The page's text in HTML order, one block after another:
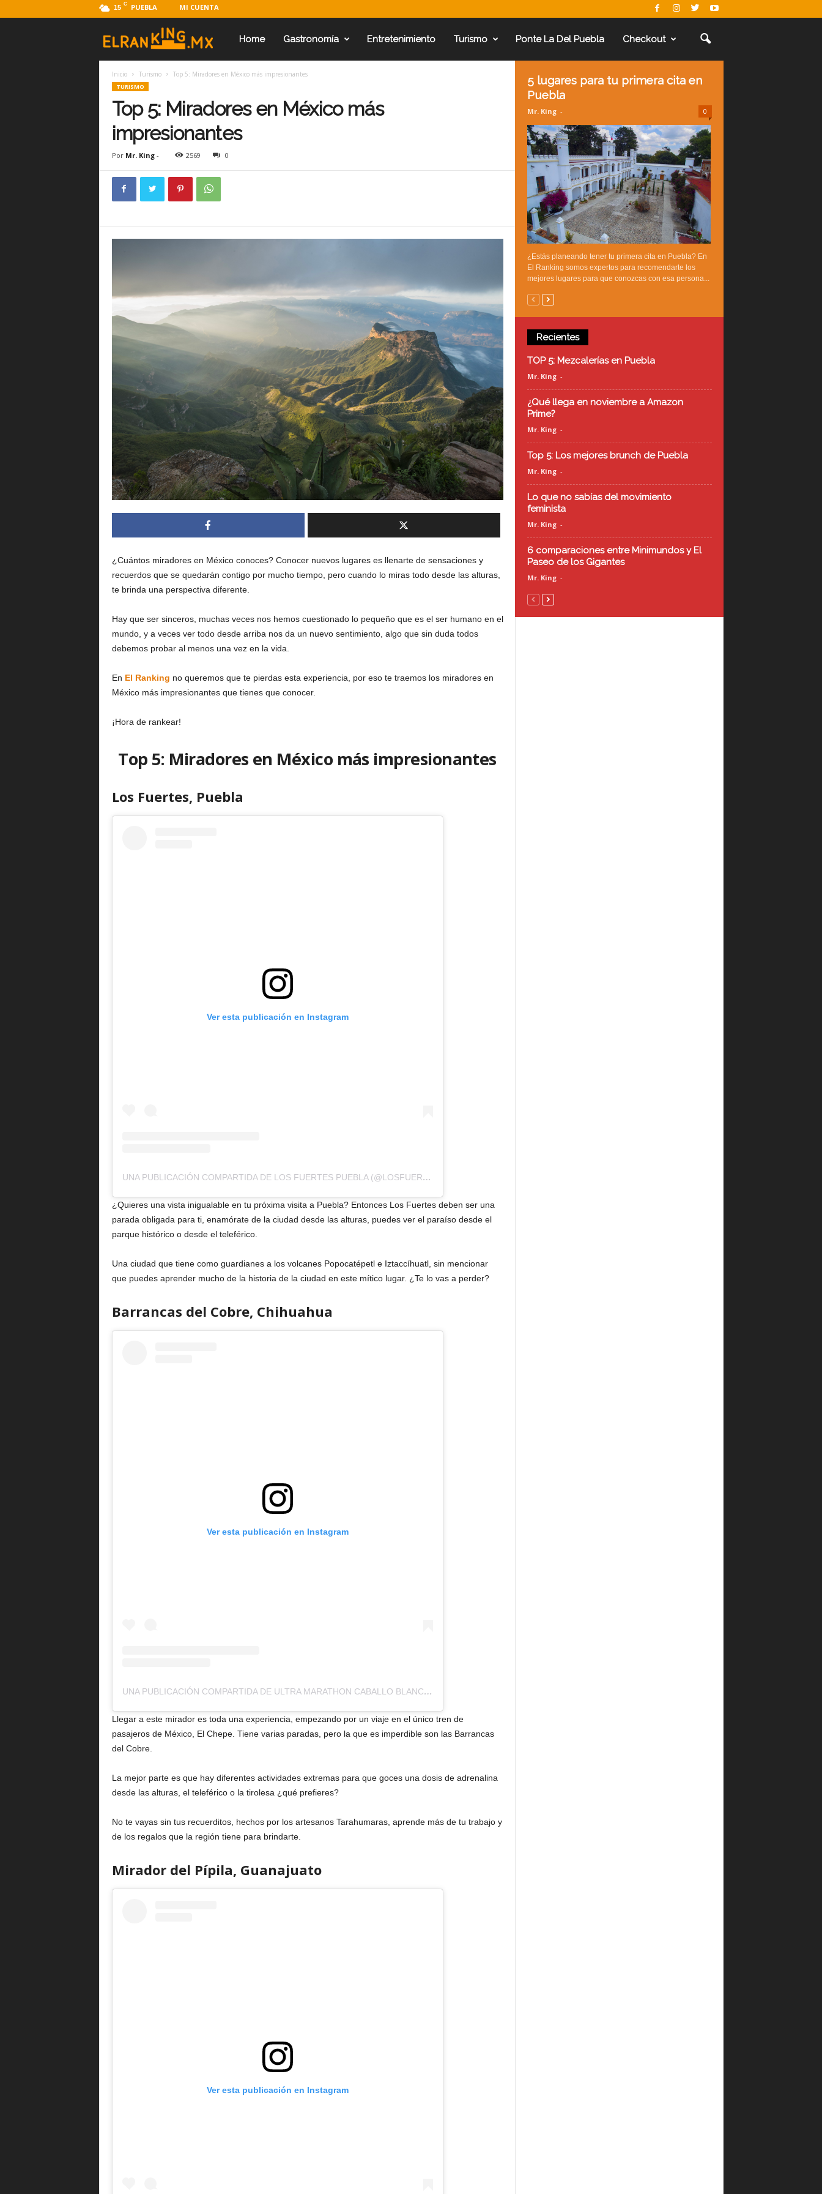
15 C PUEBLA MI CUENTA
i
n
m
Home Gastronomía Entretenimiento Turismo Ponte La Del Puebla Checkout
Inicio Turismo Top 5: Miradores en México más impresionantes
TURISMO
Top 5: Miradores en México más
impresionantes
Por Mr. King- 2569 0
¿Cuántos miradores en México conoces? Conocer nuevos lugares es llenarte de sensaciones y
recuerdos que se quedarán contigo por mucho tiempo, pero cuando lo miras todo desde las alturas,
te brinda una perspectiva diferente.
Hay que ser sinceros, muchas veces nos hemos cuestionado lo pequeño que es el ser humano en el
mundo, y a veces ver todo desde arriba nos da un nuevo sentimiento, algo que sin duda todos
debemos probar al menos una vez en la vida.
En El Ranking no queremos que te pierdas esta experiencia, por eso te traemos los miradores en
México más impresionantes que tienes que conocer.
¡Hora de rankear!
Top 5: Miradores en México más impresionantes
Los Fuertes, Puebla
Ver esta publicación en Instagram
UNA PUBLICACIÓN COMPARTIDA DE LOS FUERTES PUEBLA (@LOSFUERTESPUE)
¿Quieres una vista inigualable en tu próxima visita a Puebla? Entonces Los Fuertes deben ser una
parada obligada para ti, enamórate de la ciudad desde las alturas, puedes ver el paraíso desde el
parque histórico o desde el teleférico.
Una ciudad que tiene como guardianes a los volcanes Popocatépetl e Iztaccíhuatl, sin mencionar
que puedes aprender mucho de la historia de la ciudad en este mítico lugar. ¿Te lo vas a perder?
Barrancas del Cobre, Chihuahua
Ver esta publicación en Instagram
UNA PUBLICACIÓN COMPARTIDA DE ULTRA MARATHON CABALLO BLANCO (@ULTRA.CABALLO.BLANCO)
Llegar a este mirador es toda una experiencia, empezando por un viaje en el único tren de
pasajeros de México, El Chepe. Tiene varias paradas, pero la que es imperdible son las Barrancas
del Cobre.
La mejor parte es que hay diferentes actividades extremas para que goces una dosis de adrenalina
desde las alturas, el teleférico o la tirolesa ¿qué prefieres?
No te vayas sin tus recuerditos, hechos por los artesanos Tarahumaras, aprende más de tu trabajo y
de los regalos que la región tiene para brindarte.
Mirador del Pípila, Guanajuato
Ver esta publicación en Instagram
5 lugares para tu primera cita en
Puebla
Mr. King - 0
¿Estás planeando tener tu primera cita en Puebla? En
El Ranking somos expertos para recomendarte los
mejores lugares para que conozcas con esa persona...
Recientes
TOP 5: Mezcalerías en Puebla
Mr. King -
¿Qué llega en noviembre a Amazon
Prime?
Mr. King -
Top 5: Los mejores brunch de Puebla
Mr. King -
Lo que no sabías del movimiento
feminista
Mr. King -
6 comparaciones entre Minimundos y El
Paseo de los Gigantes
Mr. King -